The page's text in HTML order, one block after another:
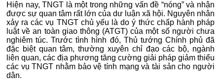
Hiện nay, TNGT là một trong những vấn đề “nóng” và nhận
được sự quan tâm rất lớn của dư luận xã hội. Nguyên nhân
xảy ra các vụ TNGT chủ yếu là do ý thức chấp hành pháp
luật về an toàn giao thông (ATGT) của một số người chưa
nghiêm túc. Trước tình hình đó, Thủ tướng Chính phủ đã
đặc biệt quan tâm, thường xuyên chỉ đạo các bộ, ngành
liên quan, các địa phương tăng cường giải pháp giảm thiểu
các vụ TNGT nhằm bảo vệ tính mạng và tài sản cho người
dân.